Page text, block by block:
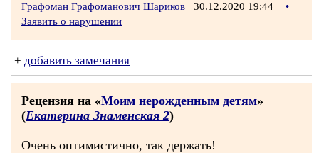
Графоман Графоманович Шариков 30.12.2020 19:44
•
Заявить о нарушении
+ добавить замечания
Рецензия на «Моим нерожденным детям»
(Екатерина Знаменская 2)
Очень оптимистично, так держать!